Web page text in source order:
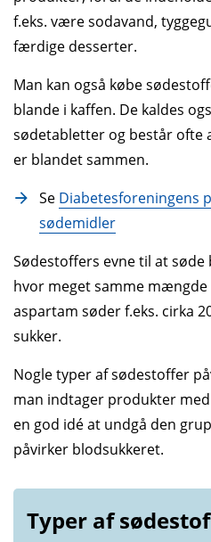
stoffer.
Læs mere om
EU's database for
f.eks. være soda­vand,
færdige desserter.
Man kan også købe
blande i kaffen. De kaldes
sødetabletter og består ofte
er blandet sammen.
Se Diabetesforeningens
søde­midler
Søde­stoffers evne til at
hvor meget samme
aspartam søder f.eks. cirka
sukker.
Nogle typer af søde­stoffer
man indtager produkter
en god idé at undgå den
påvirker blod­sukkeret.
Typer af